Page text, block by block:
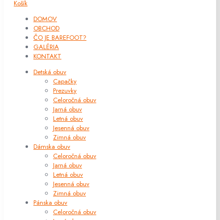
Košík
DOMOV
OBCHOD
ČO JE BAREFOOT?
GALÉRIA
KONTAKT
Detská obuv
Capačky
Prezuvky
Celoročná obuv
Jarná obuv
Letná obuv
Jesenná obuv
Zimná obuv
Dámska obuv
Celoročná obuv
Jarná obuv
Letná obuv
Jesenná obuv
Zimná obuv
Pánska obuv
Celoročná obuv